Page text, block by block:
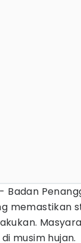
- Badan
memastikan
musim hujan.